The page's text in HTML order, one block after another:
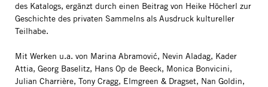
des Katalogs, ergänzt durch einen Beitrag von Heike Höcherl zur
Geschichte des privaten Sammelns als Ausdruck kultureller
Teilhabe.
Mit Werken u.a. von Marina Abramović, Nevin Aladag, Kader
Attia, Georg Baselitz, Hans Op de Beeck, Monica Bonvicini,
Julian Charrière, Tony Cragg, Elmgreen & Dragset, Nan Goldin,